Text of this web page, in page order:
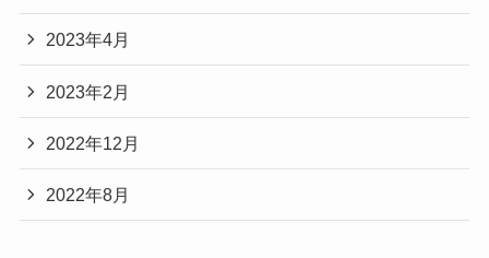
2023年4月
2023年2月
2022年12月
2022年8月